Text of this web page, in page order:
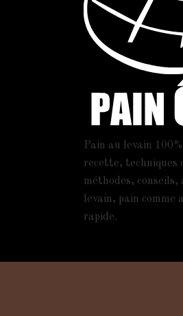
Pain au levain
recette, techniques
méthodes, conseils,
levain, pain comme
rapide.